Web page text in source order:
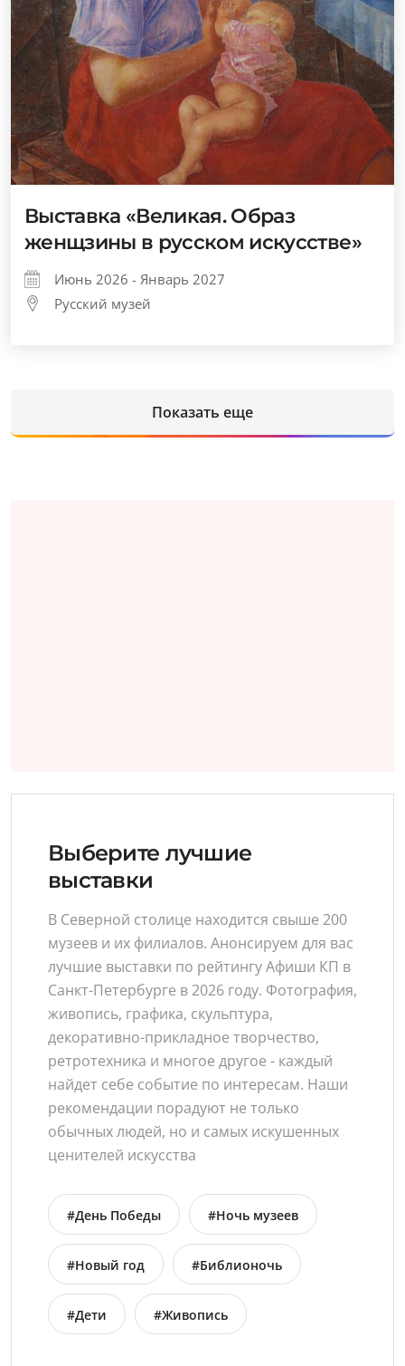
Выставка «Великая. Образ
женщзины в русском искусстве»
Июнь 2026 - Январь 2027
Русский музей
Показать еще
Выберите лучшие
выставки
В Северной столице находится свыше 200
музеев и их филиалов. Анонсируем для вас
лучшие выставки по рейтингу Афиши КП в
Санкт-Петербурге в 2026 году. Фотография,
живопись, графика, скульптура,
декоративно-прикладное творчество,
ретротехника и многое другое - каждый
найдет себе событие по интересам. Наши
рекомендации порадуют не только
обычных людей, но и самых искушенных
ценителей искусства
#День Победы #Ночь музеев
#Новый год #Библионочь
#Дети #Живопись